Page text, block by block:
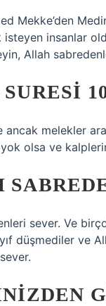
Mekke’den
isteyen insanlar
Allah
ancak melekler
olsa ve
sever. Ve
düşmediler ve